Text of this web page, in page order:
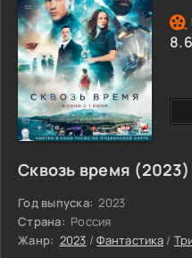
Сквозь время (2023)
Год выпуска: 2023
Страна: Россия
Жанр: 2023 /Фантастика /
8.6